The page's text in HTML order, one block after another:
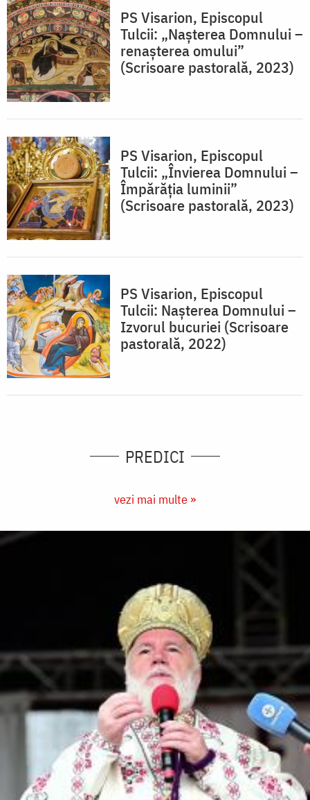
PS Visarion, Episcopul
Tulcii: „Nașterea Domnului –
renașterea omului”
(Scrisoare pastorală, 2023)
PS Visarion, Episcopul
Tulcii: „Învierea Domnului –
Împărăția luminii”
(Scrisoare pastorală, 2023)
PS Visarion, Episcopul
Tulcii: Nașterea Domnului –
Izvorul bucuriei (Scrisoare
pastorală, 2022)
PREDICI
vezi mai multe »